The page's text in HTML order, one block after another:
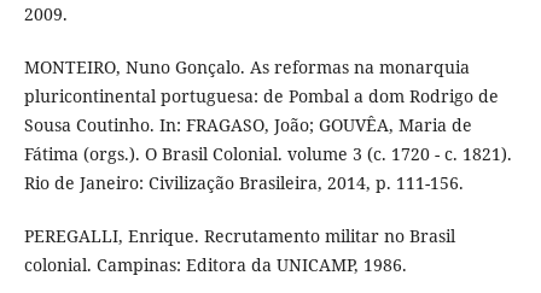
2009.
MONTEIRO, Nuno Gonçalo. As reformas na monarquia
pluricontinental portuguesa: de Pombal a dom Rodrigo de
Sousa Coutinho. In: FRAGASO, João; GOUVÊA, Maria de
Fátima (orgs.). O Brasil Colonial. volume 3 (c. 1720 - c. 1821).
Rio de Janeiro: Civilização Brasileira, 2014, p. 111-156.
PEREGALLI, Enrique. Recrutamento militar no Brasil
colonial. Campinas: Editora da UNICAMP, 1986.